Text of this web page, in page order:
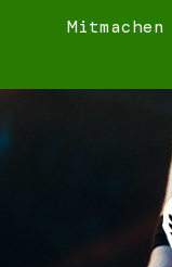
Mitmachen